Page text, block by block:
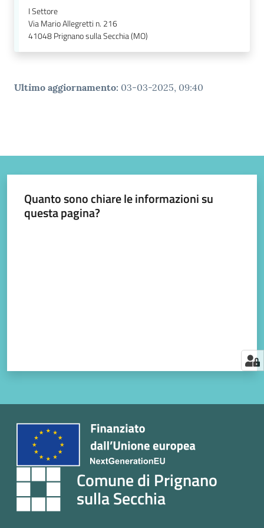
Tutti
argomenti...
I Settore
Via Mario Allegretti n. 216
41048Prignano sulla Secchia (MO)
Ultimo aggiornamento: 03-03-2025, 09:40
Quanto sono chiare le informazioni su
questa pagina?
Comune di Prignano
sulla Secchia